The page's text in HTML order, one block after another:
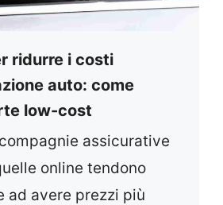
ridurre i costi
auto: come
low-cost
assicurative
online tendono
ad avere prezzi più